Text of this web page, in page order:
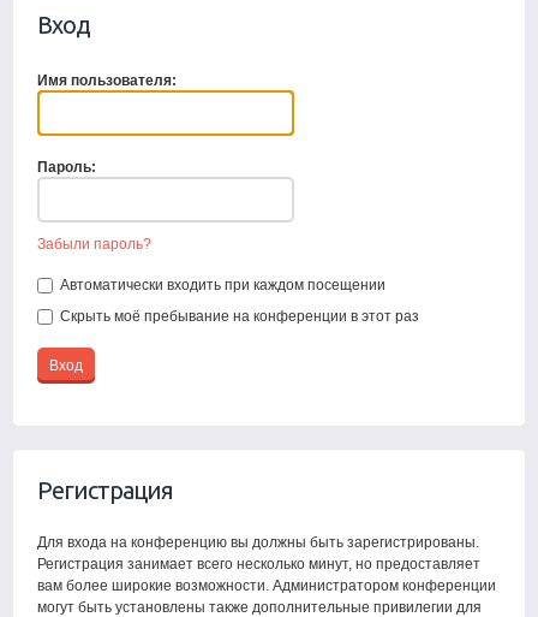
Вход
Имя пользователя:
Пароль:
Забыли пароль?
Автоматически входить при каждом посещении
Скрыть моё пребывание на конференции в этот раз
Регистрация
Для входа на конференцию вы должны быть зарегистрированы.
Регистрация занимает всего несколько минут, но предоставляет
вам более широкие возможности. Администратором конференции
могут быть установлены также дополнительные привилегии для